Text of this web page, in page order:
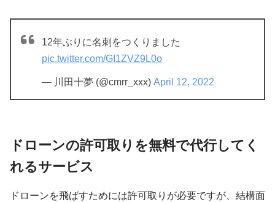
12年ぶりに名刺をつくりました
pic.twitter.com/GI1ZVZ9L0o
— 川田十夢 (@cmrr_xxx) April 12, 2022
ドローンの許可取りを無料で代行してく
れるサービス
ドローンを飛ばすためには許可取りが必要ですが、結構面